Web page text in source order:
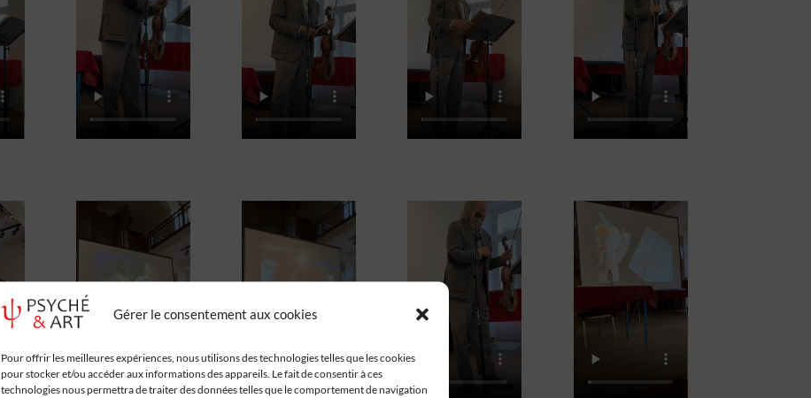
Gérer le consentement aux cookies
Pour offrir les meilleures expériences, nous utilisons des technologies telles que les cookies
pour stocker et/ou accéder aux informations des appareils. Le fait de consentir à ces
technologies nous permettra de traiter des données telles que le comportement de navigation